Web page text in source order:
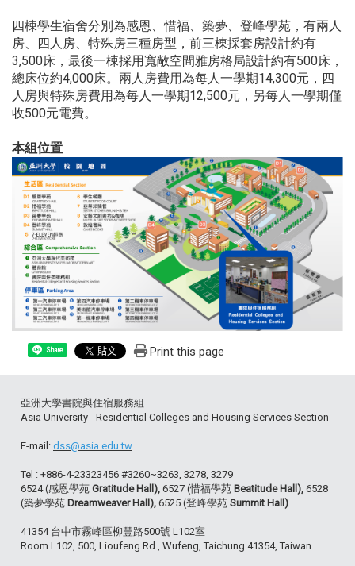
四棟學生宿舍分別為感恩、惜福、築夢、登峰學苑，有兩人
房、四人房、特殊房三種房型，前三棟採套房設計約有
3,500床，最後一棟採用寬敞空間雅房格局設計約有500床，
總床位約4,000床。兩人房費用為每人一學期14,300元，四
人房與特殊房費用為每人一學期12,500元，另每人一學期僅
收500元電費。
本組位置
Share Print this page
亞洲大學書院與住宿服務組
Asia University - Residential Colleges and Housing Services Section
E-mail: dss@asia.edu.tw
Tel : +886-4-23323456 #3260~3263, 3278, 3279
6524 (感恩學苑 Gratitude Hall), 6527 (惜福學苑 Beatitude Hall), 6528
(築夢學苑 Dreamweaver Hall), 6525 (登峰學苑 Summit Hall)
41354 台中市霧峰區柳豐路500號 L102室
Room L102, 500, Lioufeng Rd., Wufeng, Taichung 41354, Taiwan